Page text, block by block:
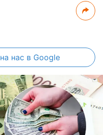
на нас в Google